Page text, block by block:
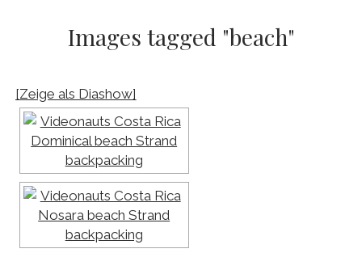
BMW R80 SCRAMBLER UMBAU
instagram
Images tagged "beach"
[Zeige als Diashow]